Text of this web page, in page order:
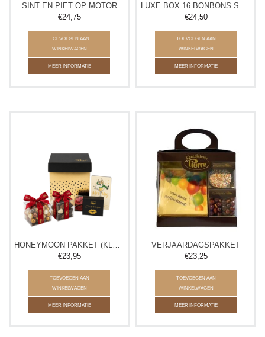
SINT EN PIET OP MOTOR
€24,75
TOEVOEGEN AAN
WINKELWAGEN
MEER INFORMATIE
€24,50
TOEVOEGEN AAN
WINKELWAGEN
MEER INFORMATIE
€23,95
TOEVOEGEN AAN
WINKELWAGEN
MEER INFORMATIE
VERJAARDAGSPAKKET
€23,25
TOEVOEGEN AAN
WINKELWAGEN
MEER INFORMATIE